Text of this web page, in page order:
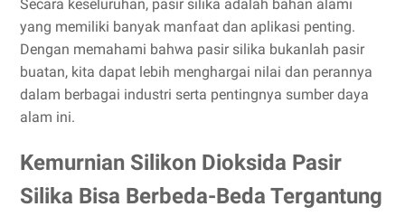
Secara keseluruhan, pasir silika adalah bahan alami
yang memiliki banyak manfaat dan aplikasi penting.
Dengan memahami bahwa pasir silika bukanlah pasir
buatan, kita dapat lebih menghargai nilai dan perannya
dalam berbagai industri serta pentingnya sumber daya
alam ini.
Kemurnian Silikon Dioksida Pasir
Silika Bisa Berbeda-Beda Tergantung